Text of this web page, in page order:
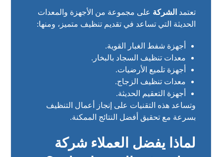
تعتمد الشركة على مجموعة من الأجهزة والمعدات
الحديثة التي تساعد في تقديم تنظيف متميز، ومنها:
أجهزة شفط الغبار القوية.
معدات تنظيف السجاد بالبخار.
أجهزة تلميع الأرضيات.
معدات تنظيف الزجاج.
أجهزة التعقيم الحديثة.
وتساعد هذه التقنيات على إنجاز أعمال التنظيف
بسرعة مع تحقيق أفضل النتائج الممكنة.
لماذا يفضل العملاء شركة